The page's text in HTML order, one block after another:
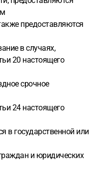
предоставляются
в случаях,
20 настоящего
срочное
24 настоящего
в государственной или
и юридических